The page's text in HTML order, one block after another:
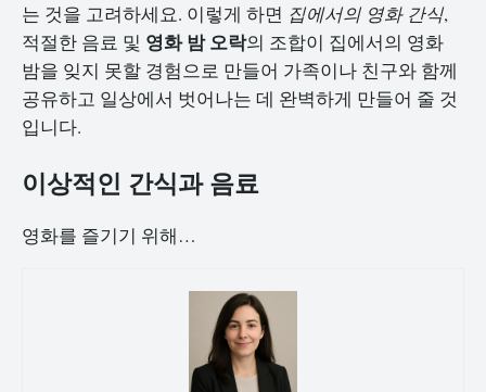
는 것을 고려하세요. 이렇게 하면 집에서의 영화 간식,
적절한 음료 및 영화 밤 오락의 조합이 집에서의 영화
밤을 잊지 못할 경험으로 만들어 가족이나 친구와 함께
공유하고 일상에서 벗어나는 데 완벽하게 만들어 줄 것
입니다.
이상적인 간식과 음료
영화를 즐기기 위해…